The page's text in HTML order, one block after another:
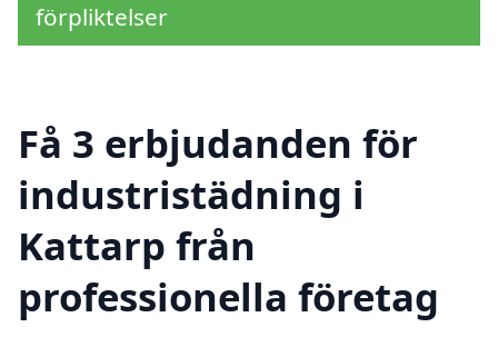
förpliktelser
Få 3 erbjudanden för
industristädning i
Kattarp från
professionella företag